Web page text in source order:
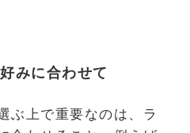
みに合わせて
ぶ上で重要なのは、ラ